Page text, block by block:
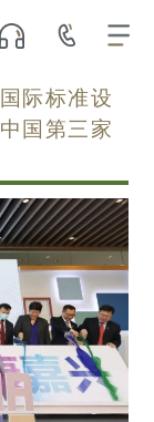
际标准设
国第三家